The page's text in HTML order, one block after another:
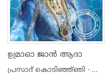
ഉമ്രാഓ ജാ‌ന്‍ ആദാ
പ്രസാദ് കൊടിഞ്ഞ്ഞി - സുള്‍ഫി